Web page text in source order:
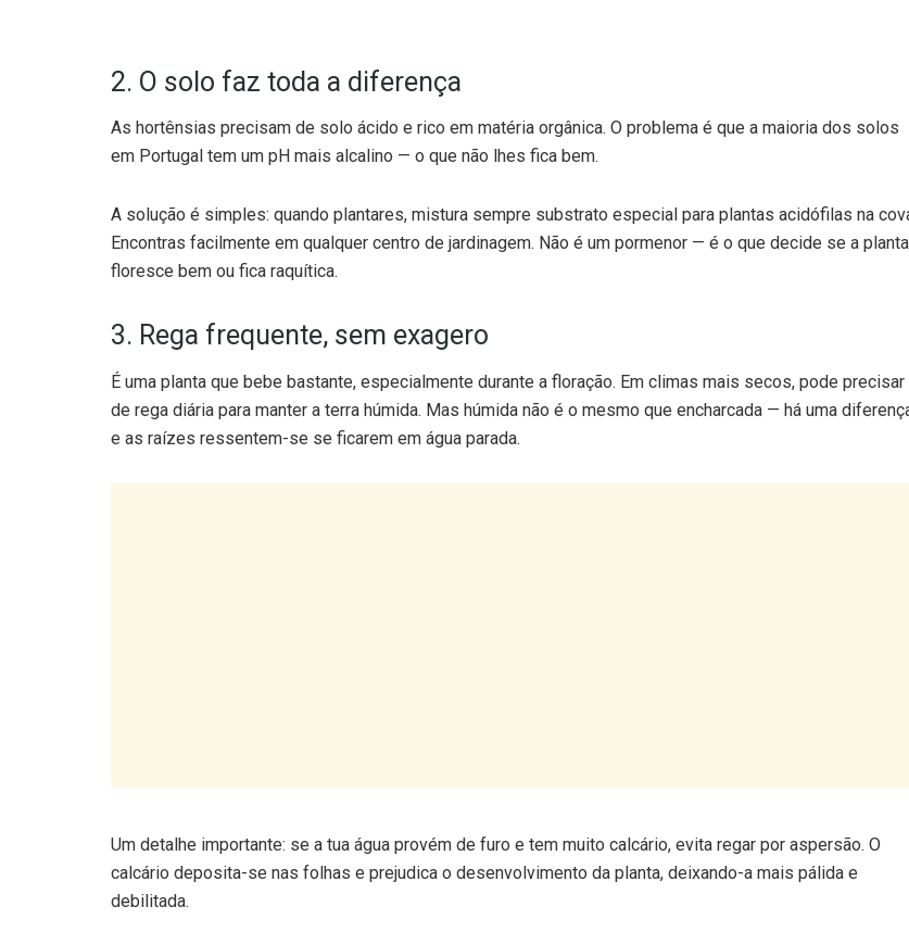
As hortênsias precisam de solo ácido e rico em matéria orgânica. O problema é que a maioria dos solos
A solução é simples: quando plantares, mistura sempre substrato especial para plantas acidófilas na cova.
floresce bem ou fica raquítica.
É uma planta que bebe bastante, especialmente durante a floração. Em climas mais secos, pode precisar
e as raízes ressentem-se se ficarem em água parada.
calcário deposita-se nas folhas e prejudica o desenvolvimento da planta, deixando-a mais pálida e
4. Aduba regularmente com produtos adequados